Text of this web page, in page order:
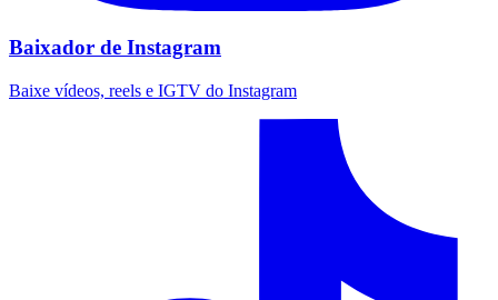
Baixador de Instagram
Baixe vídeos, reels e IGTV do Instagram